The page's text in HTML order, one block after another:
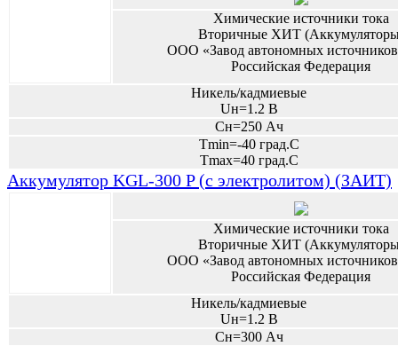
Химические источники тока
Вторичные ХИТ
ООО «Завод автономных источников
Российская Федерация
Никель/кадмиевые
Uн=1.2 В
Сн=250 Ач
Tmin=-40 град.С
Tmax=40 град.С
Аккумулятор KGL-300 P (с электролитом) (ЗАИТ)
Химические источники тока
Вторичные ХИТ
ООО «Завод автономных источников
Российская Федерация
Никель/кадмиевые
Uн=1.2 В
Сн=300 Ач